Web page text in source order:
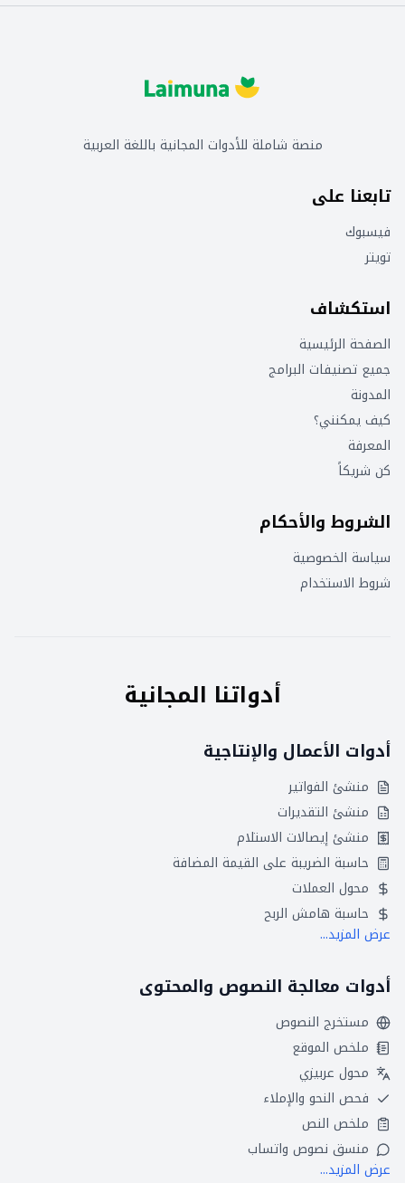
منصة شاملة للأدوات المجانية باللغة العربية
تابعنا على
فيسبوك
تويتر
استكشاف
الصفحة الرئيسية
جميع تصنيفات البرامج
المدونة
كيف يمكنني؟
المعرفة
كن شريكاً
الشروط والأحكام
سياسة الخصوصية
شروط الاستخدام
أدواتنا المجانية
أدوات الأعمال والإنتاجية
منشئ الفواتير
منشئ التقديرات
منشئ إيصالات الاستلام
حاسبة الضريبة على القيمة المضافة
محول العملات
حاسبة هامش الربح
عرض المزيد...
أدوات معالجة النصوص والمحتوى
مستخرج النصوص
ملخص الموقع
محول عربيزي
فحص النحو والإملاء
ملخص النص
منسق نصوص واتساب
عرض المزيد...